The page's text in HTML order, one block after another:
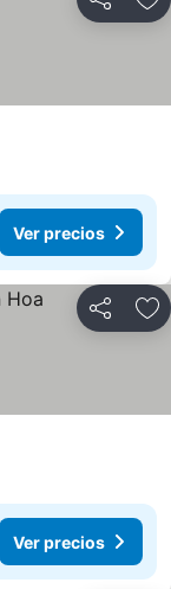
Compartir
Ver precios
Compartir
Ver precios